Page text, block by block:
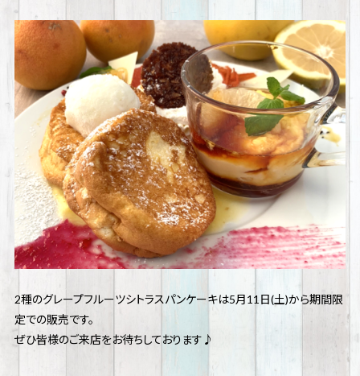
2種のグレープフルーツシトラスパンケーキは5月11日(土)から期間限
定での販売です。
ぜひ皆様のご来店をお待ちしております♪